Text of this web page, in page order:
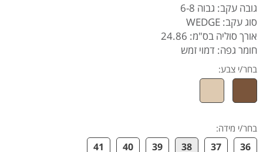
גובה עקב: גבוה 6-8
סוג עקב: WEDGE
אורך סוליה בס"מ: 24.86
חומר גפה: דמוי זמש
בחר/י צבע:
בחר/י מידה:
36
37
38
39
40
41